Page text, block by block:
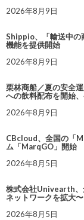
2026年8月9日
Shippio、「輸送中の
機能を提供開始
2026年8月9日
栗林商船／夏の安全
への飲料配布を開始
2026年8月9日
CBcloud、全国の「
ム「MarqGO」開始
2026年8月5日
株式会社Univearth、
ネットワークを拡大〜
2026年8月5日